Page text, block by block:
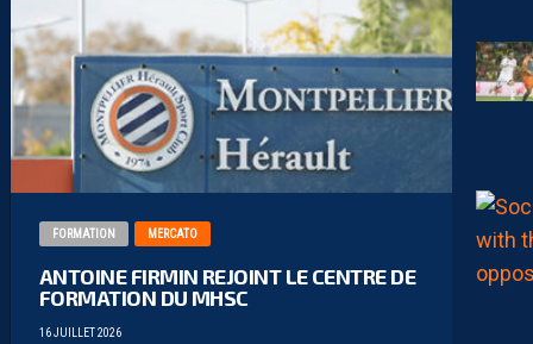
FORMATION MERCATO
ANTOINE FIRMIN REJOINT LE CENTRE DE
FORMATION DU MHSC
16 JUILLET 2026